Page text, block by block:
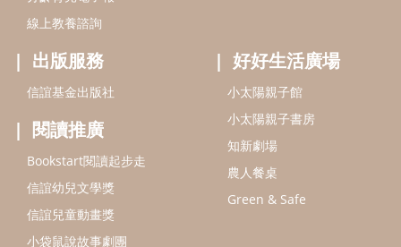
小袋鼠說故事劇團
service@hsin-yi.org.tw
信誼好好育兒
小太陽親子書房
(02)2396-5305轉2345 (週一～週五 9:00～18:00)
認識信誼 合作洽談 智慧財產權聲明
本網站建議使用IE9(含以上)或 Google Chrome 版本瀏覽器
信誼基金會/上誼文化實業股份有限公司 版權所有 ©